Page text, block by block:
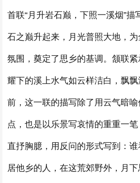
首联“月升岩石巅，下照一溪烟”描
石之巅升起来，月光普照大地，
氛围，奠定了思乡的基调。颔联
耀下的溪上水气如云样洁白，飘
前，这一联的描写除了用云气暗
点，也是以乐景写哀情的重重一
直抒胸臆，用反问的形式写到：
居他乡的人，在这荒郊野外，月下